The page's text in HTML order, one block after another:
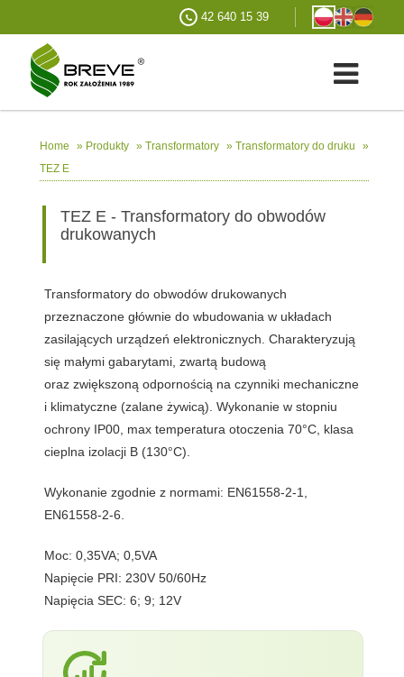
42 640 15 39
Home » Produkty » Transformatory » Transformatory do druku
»
TEZ E
TEZ E - Transformatory do obwodów
drukowanych
Transformatory do obwodów drukowanych
przeznaczone głównie do wbudowania w układach
zasilających urządzeń elektronicznych. Charakteryzują
się małymi gabarytami, zwartą budową
oraz zwiększoną odpornością na czynniki mechaniczne
i klimatyczne (zalane żywicą). Wykonanie w stopniu
ochrony IP00, max temperatura otoczenia 70°C, klasa
cieplna izolacji B (130°C).
Wykonanie zgodnie z normami: EN61558-2-1,
EN61558-2-6.
Moc: 0,35VA; 0,5VA
Napięcie PRI: 230V 50/60Hz
Napięcia SEC: 6; 9; 12V